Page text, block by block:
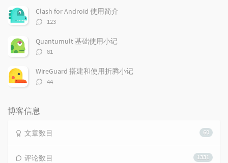
数：
Clash for Android 使用简介
评
数：
123
Quantumult 基础使用小记
评
数：
81
WireGuard 搭建和使用折腾小记
评
44
博客信息
60
文章数目
1331
评论数目